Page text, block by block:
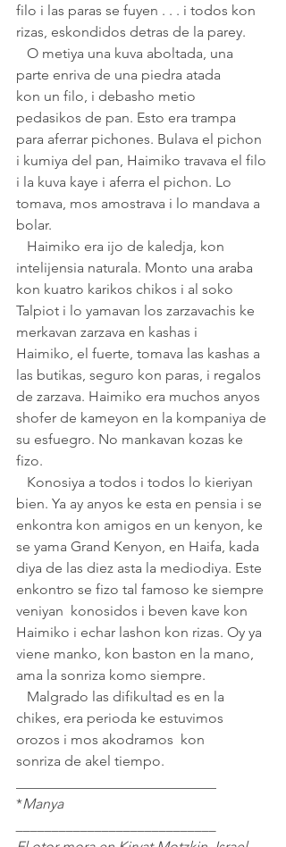
filo i las paras se fuyen . . . i todos kon
rizas, eskondidos detras de la parey.
parte enriva de una piedra atada
kon un filo, i debasho metio
pedasikos de pan. Esto era trampa
para aferrar pichones. Bulava el pichon
i kumiya del pan, Haimiko travava el filo
i la kuva kaye i aferra el pichon. Lo
tomava, mos amostrava i lo mandava a
bolar.
intelijensia naturala. Monto una araba
kon kuatro karikos chikos i al soko
Talpiot i lo yamavan los zarzavachis ke
merkavan zarzava en kashas i
Haimiko, el fuerte, tomava las kashas a
las butikas, seguro kon paras, i regalos
de zarzava. Haimiko era muchos anyos
shofer de kameyon en la kompaniya de
su esfuegro. No mankavan kozas ke
fizo.
bien. Ya ay anyos ke esta en pensia i se
enkontra kon amigos en un kenyon, ke
se yama Grand Kenyon, en Haifa, kada
diya de las diez asta la mediodiya. Este
enkontro se fizo tal famoso ke siempre
veniyan  konosidos i beven kave kon
Haimiko i echar lashon kon rizas. Oy ya
viene manko, kon baston en la mano,
ama la sonriza komo siempre.
chikes, era perioda ke estuvimos
orozos i mos akodramos  kon
sonriza de akel tiempo.
*Manya